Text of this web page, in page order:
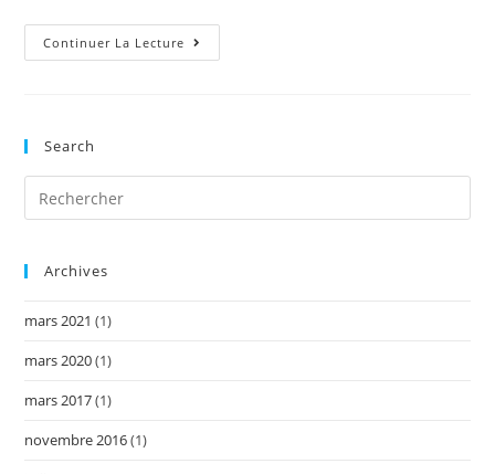
Continuer La Lecture Comment
Performer
Search
Archives
mars 2021 (1)
mars 2020(1)
mars 2017(1)
novembre 2016(1)